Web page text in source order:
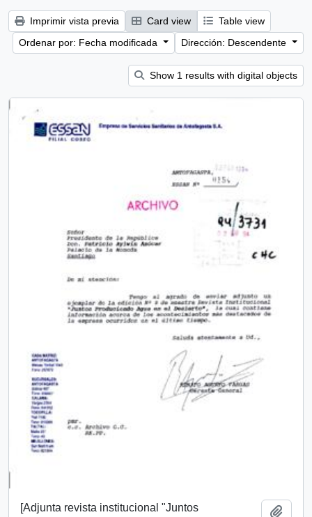
Imprimir vista previa Card view
Table view
Ordenar por: Fecha modificada
Dirección: Descendente
Show 1 results with digital objects
[Adjunta revista institucional "Juntos